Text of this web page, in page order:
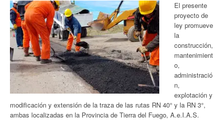
El presente
proyecto de
ley promueve
la
construcción,
mantenimient
o,
administració
n,
explotación y
modificación y extensión de la traza de las rutas RN 40° y la RN 3°,
ambas localizadas en la Provincia de Tierra del Fuego, A.e.I.A.S.